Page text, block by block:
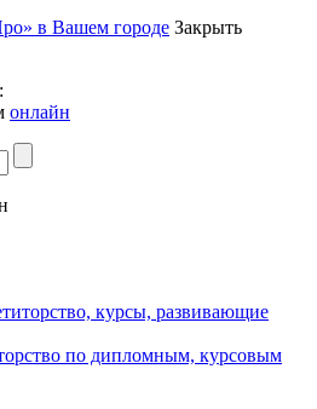
в Вашем городе Закрыть
онлайн
курсы, развивающие
по дипломным, курсовым